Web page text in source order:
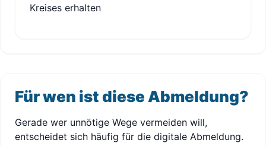
Kreises erhalten
Für wen ist diese Abmeldung?
Gerade wer unnötige Wege vermeiden will,
entscheidet sich häufig für die digitale Abmeldung.